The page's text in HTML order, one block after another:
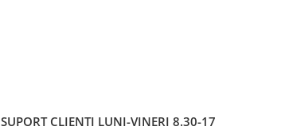
SUPORT CLIENTI LUNI-VINERI 8.30-17